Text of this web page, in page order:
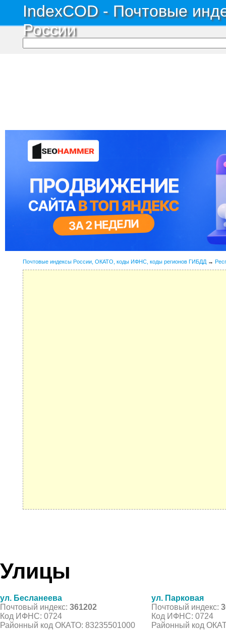
IndexCOD - Почтовые
России
Почтовые индексы России, ОКАТО, коды ИФНС, коды регионов ГИБДД →
Улицы
ул. Бесланеева
Почтовый индекс: 361202
Код ИФНС: 0724
Районный код ОКАТО: 83235501000
ул. Парковая
Почтовый индекс:
Код ИФНС: 0724
Районный код